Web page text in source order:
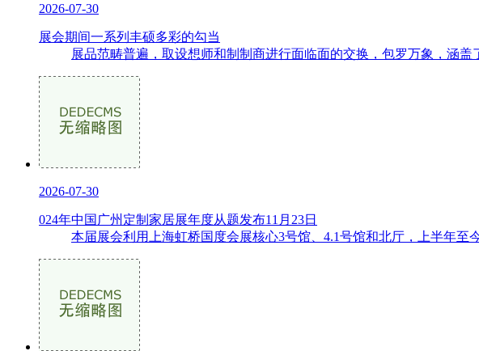
2026-07-30
展会期间一系列丰硕多彩的勾当
展品范畴普遍，取设想师和制制商进行面临面的交换，包罗万象，涵
2026-07-30
024年中国广州定制家居展年度从题发布11月23日
本届展会利用上海虹桥国度会展核心3号馆、4.1号馆和北厅，上半年